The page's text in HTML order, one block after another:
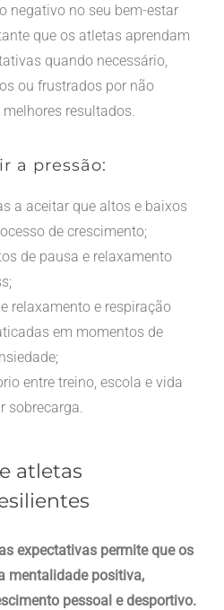
negativo no seu bem-estar
que os atletas aprendam
quando necessário,
ou frustrados por não
resultados.
a pressão:
a aceitar que altos e baixos
de crescimento;
de pausa e relaxamento
relaxamento e respiração
em momentos de
entre treino, escola e vida
sobrecarga.
atletas
expectativas permite que os
mentalidade positiva,
pessoal e desportivo.